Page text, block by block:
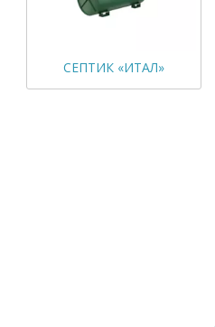
СЕПТИК «ИТАЛ»